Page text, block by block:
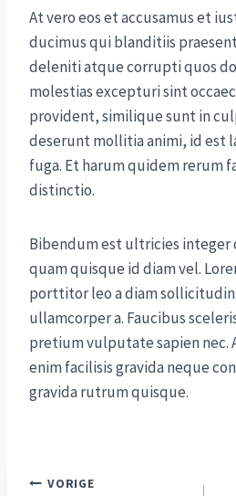
At vero eos et accusamus et
ducimus qui blanditiis
deleniti atque corrupti quos
molestias excepturi sint
provident, similique sunt in
deserunt mollitia animi, id est
fuga. Et harum quidem rerum
distinctio.
Bibendum est ultricies integer
quam quisque id diam vel.
porttitor leo a diam
ullamcorper a. Faucibus
pretium vulputate sapien
enim facilisis gravida neque
gravida rutrum quisque.
Bericht
VORIGE